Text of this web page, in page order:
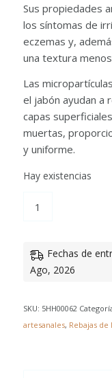
Sus propiedades
los síntomas de
eczemas y,
una textura
Las
el jabón ayudan a
capas
muertas,
y uniforme.
Hay existencias
Fechas de
Ago, 2026
SKU: 5HH00062
artesanales, Rebajas